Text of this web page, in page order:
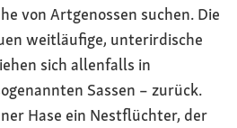
von Artgenossen suchen. Die
weitläufige, unterirdische
sich allenfalls in
Sassen – zurück.
Hase ein Nestflüchter, der